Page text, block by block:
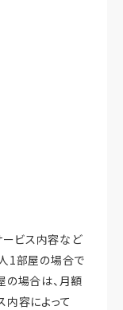
ビス内容など
1部屋の場合で
の場合は、月額
内容によって